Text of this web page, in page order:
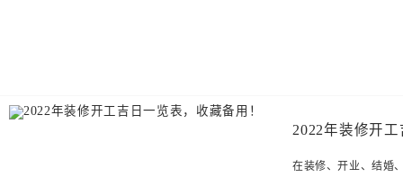
2022年装修开
在装修、开业、结婚